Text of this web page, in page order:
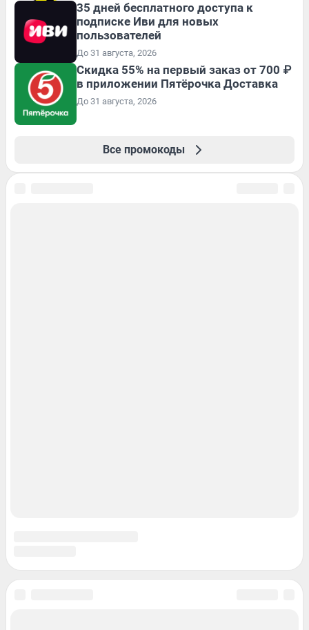
35 дней бесплатного доступа к
подписке Иви для новых
пользователей
До 31 августа, 2026
Скидка 55% на первый заказ от 700 ₽
в приложении Пятёрочка Доставка
До 31 августа, 2026
Все промокоды